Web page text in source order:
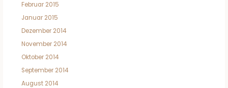
Februar 2015
Januar 2015
Dezember 2014
November 2014
Oktober 2014
September 2014
August 2014